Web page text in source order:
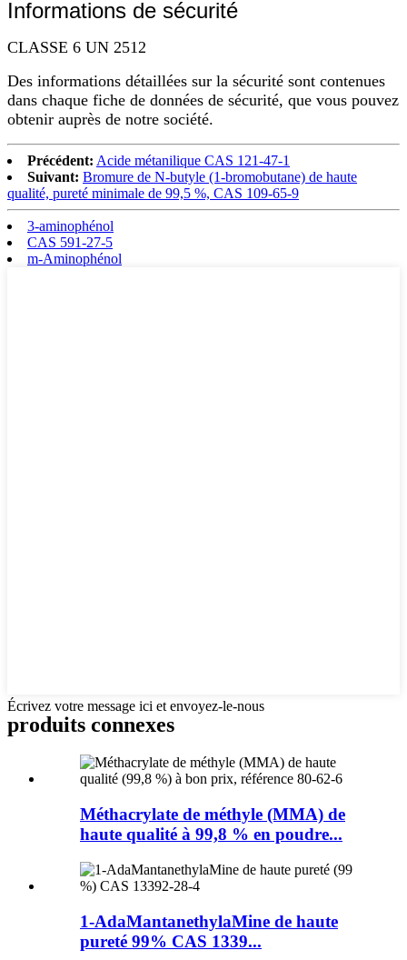
Informations de sécurité
CLASSE 6 UN 2512
Des informations détaillées sur la sécurité sont contenues
dans chaque fiche de données de sécurité, que vous pouvez
obtenir auprès de notre société.
Précédent: Acide métanilique CAS 121-47-1
Suivant: Bromure de N-butyle (1-bromobutane) de haute
qualité, pureté minimale de 99,5 %, CAS 109-65-9
3-aminophénol
CAS 591-27-5
m-Aminophénol
Écrivez votre message ici et envoyez-le-nous
produits connexes
Méthacrylate de méthyle (MMA) de
haute qualité à 99,8 % en poudre...
1-AdaMantanethylaMine de haute
pureté 99% CAS 1339...